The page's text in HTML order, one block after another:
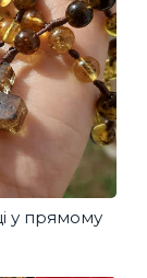
у прямому